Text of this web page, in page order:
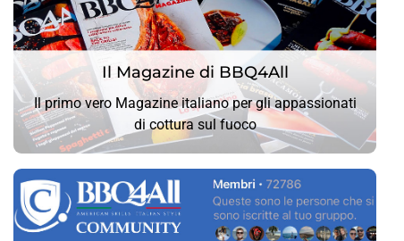
Il Magazine di BBQ4All
Il primo vero Magazine italiano per gli appassionati
di cottura sul fuoco
Il Magazine di BBQ4All
CLICCA QUI